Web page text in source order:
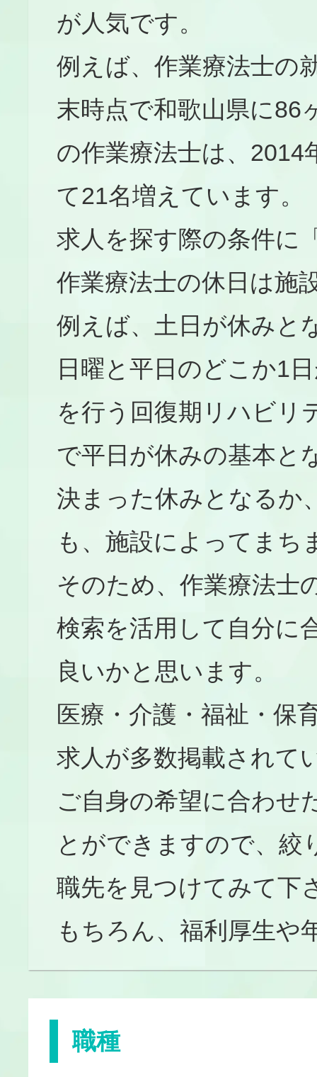
が人気です。
例えば、作業療法士の
末時点で和歌山県に86
の作業療法士は、2014
て21名増えています。
求人を探す際の条件に
作業療法士の休日は施
例えば、土日が休みと
日曜と平日のどこか1
を行う回復期リハビリ
で平日が休みの基本と
決まった休みとなるか
も、施設によってまち
そのため、作業療法士
検索を活用して自分に
良いかと思います。
医療・介護・福祉・保
求人が多数掲載されて
ご自身の希望に合わせ
とができますので、絞
職先を見つけてみて下
もちろん、福利厚生や
職種